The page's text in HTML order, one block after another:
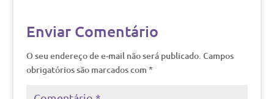
Enviar Comentário
O seu endereço de e-mail não será publicado. Campos
obrigatórios são marcados com *